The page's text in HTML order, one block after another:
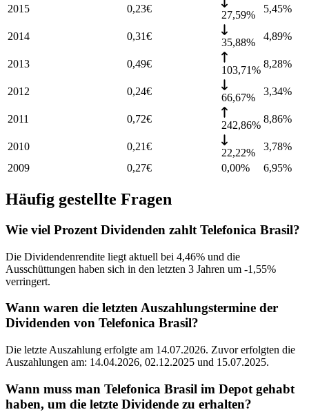
2015 0,23€
27,59%
5,45%
2014 0,31€
35,88%
4,89%
2013 0,49€
103,71%
8,28%
2012 0,24€
66,67%
3,34%
2011 0,72€
242,86%
8,86%
2010 0,21€
22,22%
3,78%
2009
0,27€ 0,00% 6,95%
Häufig gestellte Fragen
Wie viel Prozent Dividenden zahlt Telefonica Brasil?
Die Dividendenrendite liegt aktuell bei 4,46% und die
Ausschüttungen haben sich in den letzten 3 Jahren um -1,55%
verringert.
Wann waren die letzten Auszahlungstermine der
Dividenden von Telefonica Brasil?
Die letzte Auszahlung erfolgte am 14.07.2026. Zuvor erfolgten die
Auszahlungen am: 14.04.2026, 02.12.2025 und 15.07.2025.
Wann muss man Telefonica Brasil im Depot gehabt
haben, um die letzte Dividende zu erhalten?